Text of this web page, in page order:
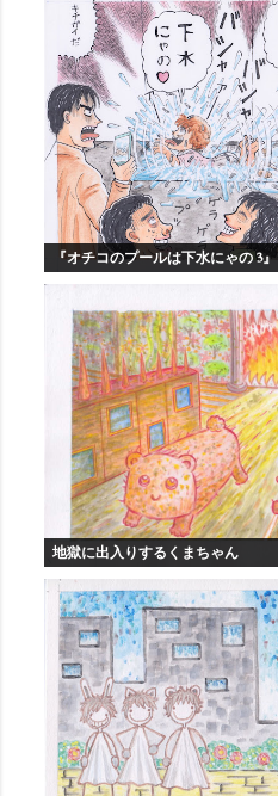
『オチコのプールは下水にゃの 3』
地獄に出入りするくまちゃん